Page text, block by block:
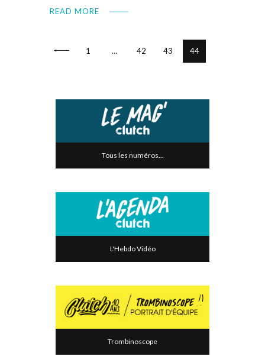
READ MORE
1 … 42 43 44
Tous les numéros...
L'Hebdo Vidéo
Trombinoscope